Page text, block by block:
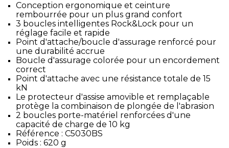
Conception ergonomique et ceinture
rembourrée pour un plus grand confort
3 boucles intelligentes Rock&Lock pour un
réglage facile et rapide
Point d'attache/boucle d'assurage renforcé pour
une durabilité accrue
Boucle d'assurage colorée pour un encordement
correct
Point d'attache avec une résistance totale de 15
kN
Le protecteur d'assise amovible et remplaçable
protège la combinaison de plongée de l'abrasion
2 boucles porte-matériel renforcées d'une
capacité de charge de 10 kg
Référence : C5030BS
Poids : 620 g